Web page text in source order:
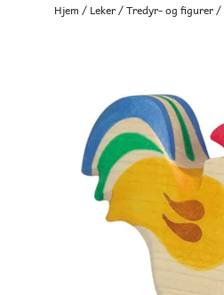
Hjem / Leker/Tredyr- og figurer/